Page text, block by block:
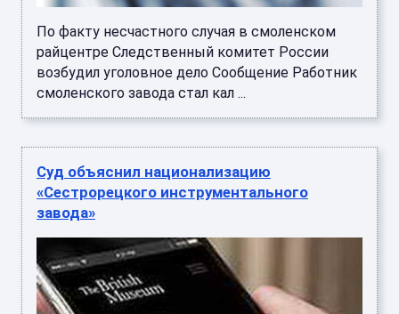
По факту несчастного случая в смоленском
райцентре Следственный комитет России
возбудил уголовное дело Сообщение Работник
смоленского завода стал кал ...
Суд объяснил национализацию
«Сестрорецкого инструментального
завода»